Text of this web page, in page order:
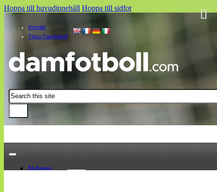
Hoppa till huvudinnehåll Hoppa till sidfot
Kontakt
Tipsa Damfotboll
Sök
Nyheter